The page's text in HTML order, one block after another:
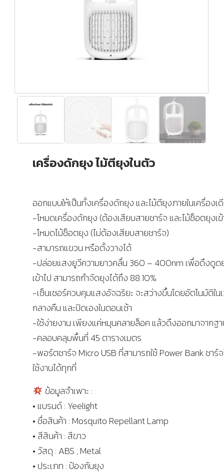
เครื่องดักยุง ไม้ตียุงในตัว
ออกแบบให้เป็นทั้งเครื่องดักยุง และไม้ตียุงภายในเครื่องเ
-โหมดเครื่องดักยุง (ต้องเสียบสายชาร์จ และไม้ช็อตยุงเ
-โหมดไม้ช็อตยุง (ไม่ต้องเสียบสายชาร์จ)
-สามารถแขวน หรือตั้งวางได้
-ปล่อยแสงยูวีความยาวคลื่น 360 – 400nm เพื่อดึงดูด
เข้าไป สามารถกำจัดยุงได้ถึง 88.10%
-เซ็นเซอร์ควบคุมแสงอัจฉริยะ จะสว่างขึ้นโดยอัตโนมัติใน
กลางคืน และปิดเองในตอนเช้า
-ใช้ง่ายงาน เพียงแค่หมุนคลายล็อค แล้วดึงออกมาจากฐ
-คลอบคลุมพื้นที่ 45 ตารางเมตร
-พอร์ตชาร์จ Micro USB ที่สามารถใช้ Power Bank ชาร์
ใช้งานได้ทุกที่
ข้อมูลจำเพาะ :
• แบรนด์ : Yeelight
• ชื่อสินค้า : Mosquito Repellant Lamp
• สีสินค้า : สีขาว
• วัสดุ : ABS , Metal
• ประเภท : ป้องกันยุง